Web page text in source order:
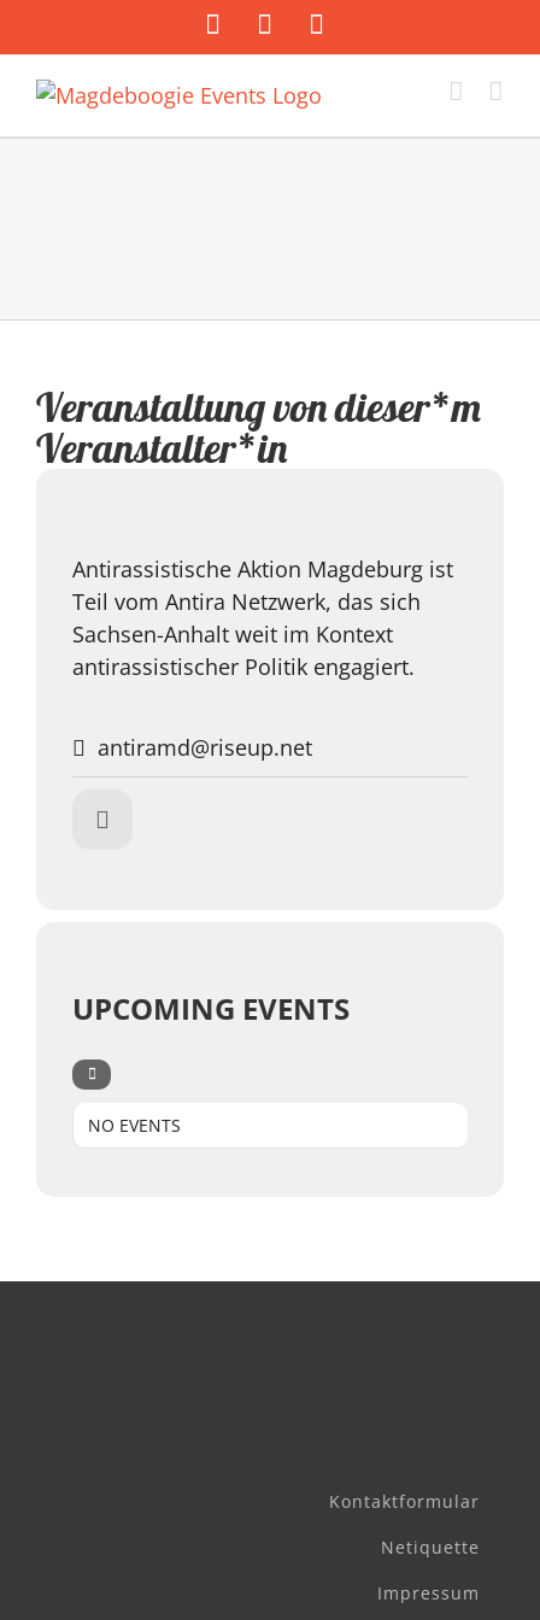
Inhalt
springen
FacebookInstagram
Mail
Veranstaltung von dieser*m
Veranstalter*in
Antirassistische Aktion Magdeburg ist
Teil vom Antira Netzwerk, das sich
Sachsen-Anhalt weit im Kontext
antirassistischer Politik engagiert.
antiramd@riseup.net
UPCOMING EVENTS
NO EVENTS
Kontaktformular
Netiquette
Impressum